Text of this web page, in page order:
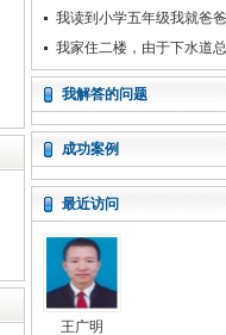
给我，我就不我肯读书了，
我读到小学五年级我就爸
我就不我肯读书了，现在19
我家住二楼，由于下水道
一楼的卫生间翻地修理，但
我解答的问题
成功案例
最近访问
王广明